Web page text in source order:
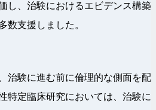
し、治験におけるエビデンス構築
数支援しました。
治験に進む前に倫理的な側面を配
特定臨床研究においては、治験に